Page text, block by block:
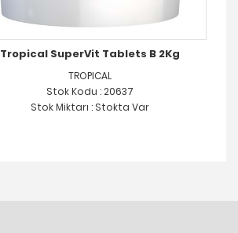
Tropical SuperVit Tablets B 2Kg
TROPICAL
Stok Kodu : 20637
Stok Miktarı : Stokta Var